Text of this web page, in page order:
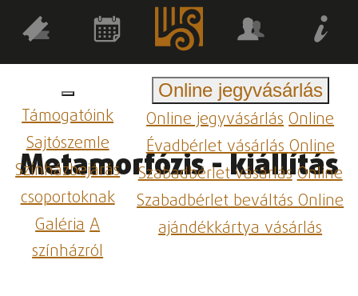
Támogatóink
Sajtószemle
Színházbejárás
csoportoknak
GalériaA
színházról
Online jegyvásárlás
Online jegyvásárlásOnline
Évadbérlet vásárlásOnline
Szabadbérlet vásárlásOnline
Szabadbérlet beváltásOnline
ajándékkártya vásárlás
Metamorfózis - kiállítás